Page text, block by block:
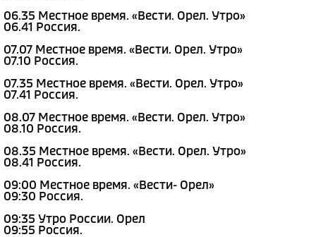
06.35 Местное время. «Вести. Орел. Утро»
06.41 Россия.
07.07 Местное время. «Вести. Орел. Утро»
07.10 Россия.
07.35 Местное время. «Вести. Орел. Утро»
07.41 Россия.
08.07 Местное время. «Вести. Орел. Утро»
08.10 Россия.
08.35 Местное время. «Вести. Орел. Утро»
08.41 Россия.
09:00 Местное время. «Вести- Орел»
09:30 Россия.
09:35 Утро России. Орел
09:55 Россия.